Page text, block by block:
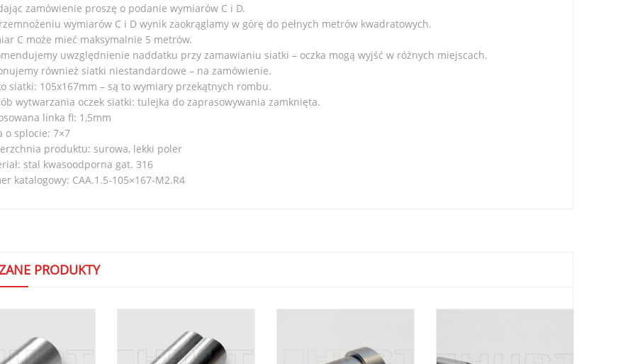
zamówienie proszę o podanie wymiarów C i D.
wymiarów C i D wynik zaokrąglamy w górę do pełnych metrów kwadratowych.
C może mieć maksymalnie 5 metrów.
uwzględnienie naddatku przy zamawianiu siatki – oczka mogą wyjść w różnych miejscach.
również siatki niestandardowe – na zamówienie.
siatki: 105x167mm – są to wymiary przekątnych rombu.
wytwarzania oczek siatki: tulejka do zaprasowywania zamknięta.
linka fi: 1,5mm
o splocie: 7×7
produktu: surowa, lekki poler
stal kwasoodporna gat. 316
katalogowy: CAA.1.5-105×167-M2.R4
PRODUKTY